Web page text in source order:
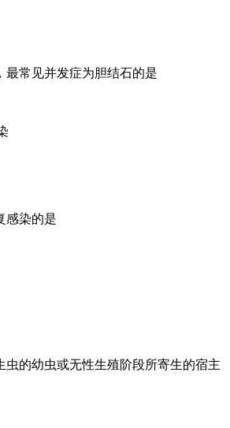
常见并发症为胆结石的是
染的是
幼虫或无性生殖阶段所寄生的宿主